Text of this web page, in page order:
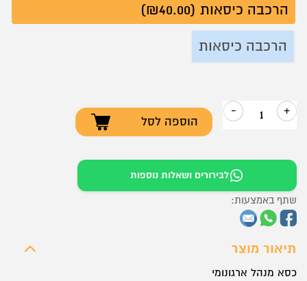
הרכבה כיסאות (₪40.00)
הרכבה כיסאות
+
כמות
מנהל
ארגונומי
ידיות
מתכווננות
Metta
-
הוספה לסל
לבירורים ושאלות נוספות
תיאור מוצר
כסא מנהל ארגונומי
שתף באמצעות: